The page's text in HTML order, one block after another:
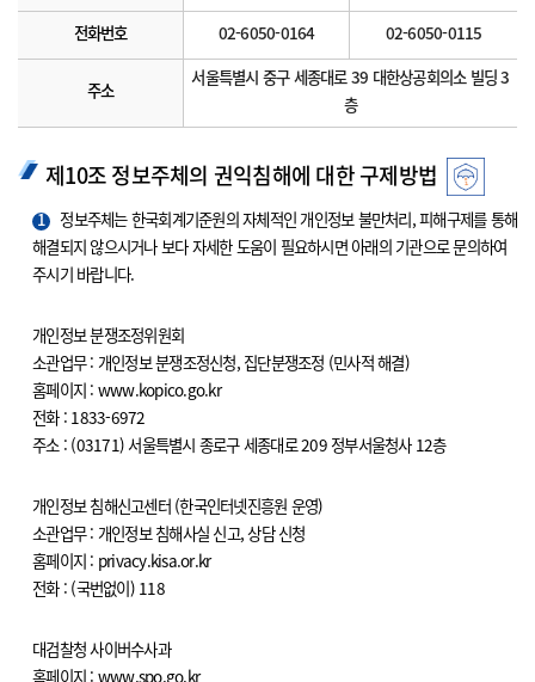
전화번호 02-6050-0164 02-6050-0115
주소
서울특별시 중구 세종대로 39 대한상공회의소 빌딩 3
층
제10조 정보주체의 권익침해에 대한 구제방법
1
정보주체는 한국회계기준원의 자체적인 개인정보 불만처리, 피해구제를 통해
해결되지 않으시거나 보다 자세한 도움이 필요하시면 아래의 기관으로 문의하여
주시기 바랍니다.
개인정보 분쟁조정위원회
소관업무 : 개인정보 분쟁조정신청, 집단분쟁조정 (민사적 해결)
홈페이지 : www.kopico.go.kr
전화 : 1833-6972
주소 : (03171) 서울특별시 종로구 세종대로 209 정부서울청사 12층
개인정보 침해신고센터 (한국인터넷진흥원 운영)
소관업무 : 개인정보 침해사실 신고, 상담 신청
홈페이지 : privacy.kisa.or.kr
전화 : (국번없이) 118
대검찰청 사이버수사과
홈페이지 : www.spo.go.kr